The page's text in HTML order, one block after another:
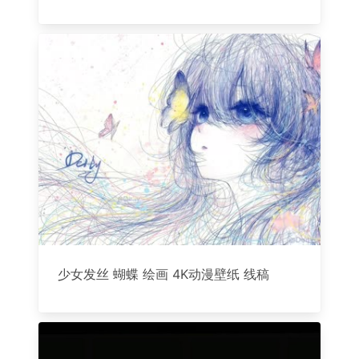
少女发丝 蝴蝶 绘画 4K动漫壁纸 线稿